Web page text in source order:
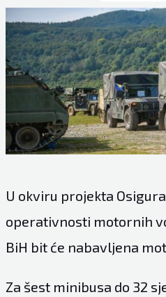
U okviru projekta
operativnosti motornih
BiH bit će nabavljena
Za šest minibusa do 32